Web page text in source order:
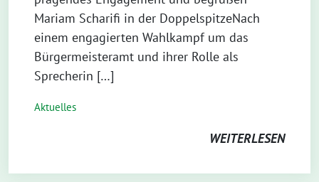
Mariam Scharifi in der DoppelspitzeNach
einem engagierten Wahlkampf um das
Bürgermeisteramt und ihrer Rolle als
Sprecherin […]
Aktuelles
WEITERLESEN